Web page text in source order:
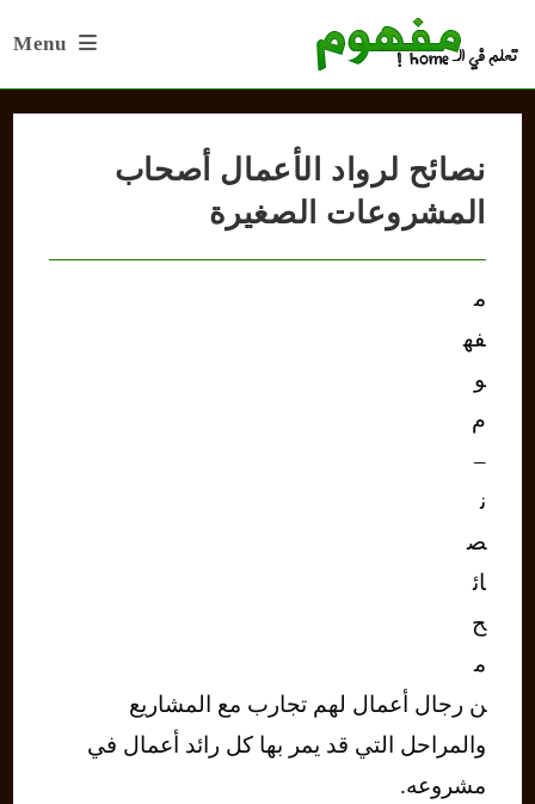
Menu
نصائح لرواد الأعمال أصحاب
المشروعات الصغيرة
م
فه
و
م
–
ن
ص
ائ
ح
م
ن رجال أعمال لهم تجارب مع المشاريع
والمراحل التي قد يمر بها كل رائد أعمال في
مشروعه.